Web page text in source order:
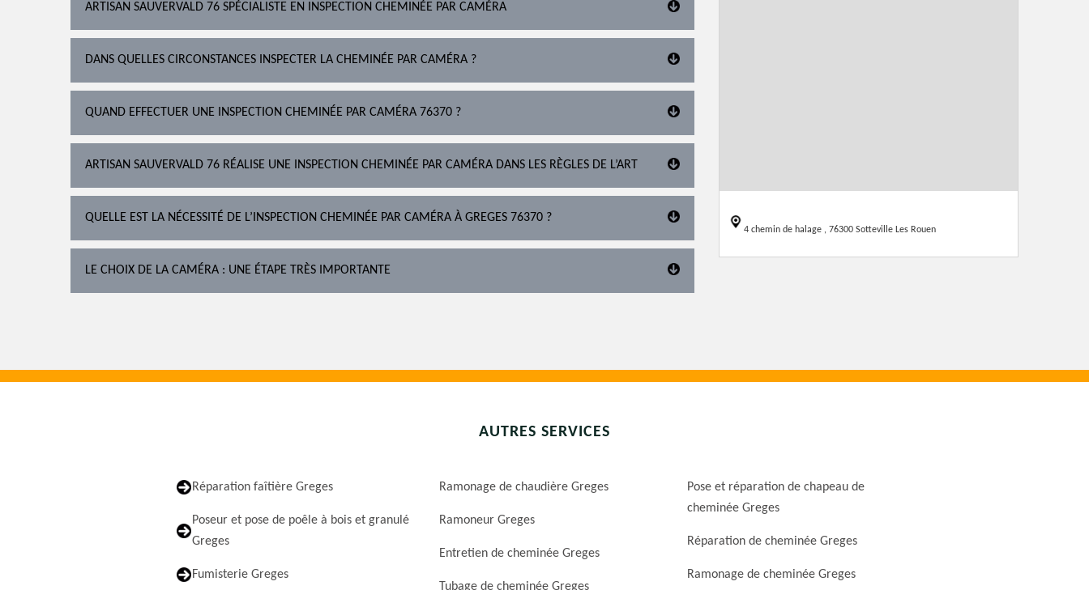
ARTISAN SAUVERVALD 76 SPÉCIALISTE EN INSPECTION CHEMINÉE PAR CAMÉRA
DANS QUELLES CIRCONSTANCES INSPECTER LA CHEMINÉE PAR CAMÉRA ?
QUAND EFFECTUER UNE INSPECTION CHEMINÉE PAR CAMÉRA 76370 ?
ARTISAN SAUVERVALD 76 RÉALISE UNE INSPECTION CHEMINÉE PAR CAMÉRA DANS LES RÈGLES DE L’ART
QUELLE EST LA NÉCESSITÉ DE L’INSPECTION CHEMINÉE PAR CAMÉRA À GREGES 76370 ?
LE CHOIX DE LA CAMÉRA : UNE ÉTAPE TRÈS IMPORTANTE
4 chemin de halage , 76300 Sotteville Les Rouen
AUTRES SERVICES
Réparation faîtière Greges
Poseur et pose de poêle à bois et granulé
Greges
Fumisterie Greges
Ramonage de chaudière Greges
Ramoneur Greges
Entretien de cheminée Greges
Tubage de cheminée Greges
Pose et réparation de chapeau de
cheminée Greges
Réparation de cheminée Greges
Ramonage de cheminée Greges